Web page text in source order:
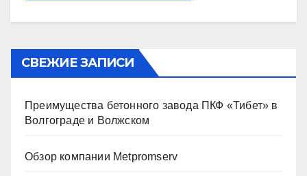
СВЕЖИЕ ЗАПИСИ
Преимущества бетонного завода ПКФ «Тибет» в
Волгограде и Волжском
Обзор компании Metpromserv